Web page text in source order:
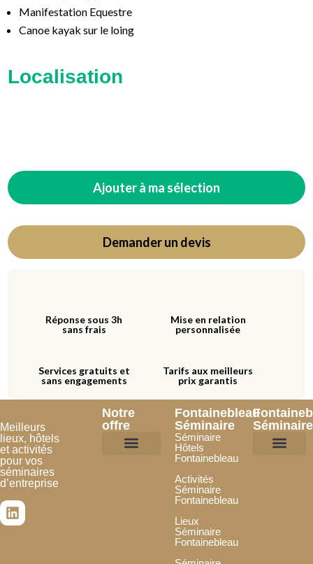
Manifestation Equestre
Canoe kayak sur le loing
Localisation
Ajouter à ma sélection
Demander un devis
Réponse sous 3h
sans frais
Mise en relation
personnalisée
Services gratuits et
sans engagements
Tarifs aux meilleurs
prix garantis
Meilleurs
lieux, hôtels
et activités
pour vos
séminaires
d’entreprise
Notre
offre
Fontainebleau
Séminaire
Séminaire
Hôtels
Fontainebleau
Activités
Séminaire
Fontainebleau
Lieux
Séminaire
Fontainebleau
Séminaire